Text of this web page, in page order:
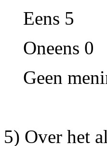
Eens 5
Oneens 0
Geen
5) Over het